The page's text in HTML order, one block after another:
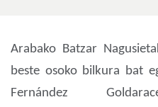
Arabako Batzar
beste osoko bilkura bat
Fernández